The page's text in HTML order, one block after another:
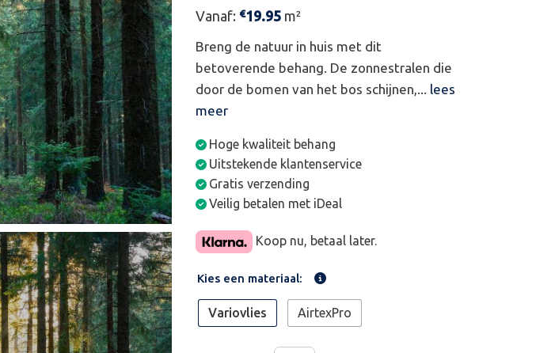
Vanaf: €19.95 m²
Breng de natuur in huis met dit
betoverende behang. De zonnestralen die
door de bomen van het bos schijnen,... lees
meer
Hoge kwaliteit behang
Uitstekende klantenservice
Gratis verzending
Veilig betalen met iDeal
Koop nu, betaal later.
Kies een materiaal:
Variovlies AirtexPro